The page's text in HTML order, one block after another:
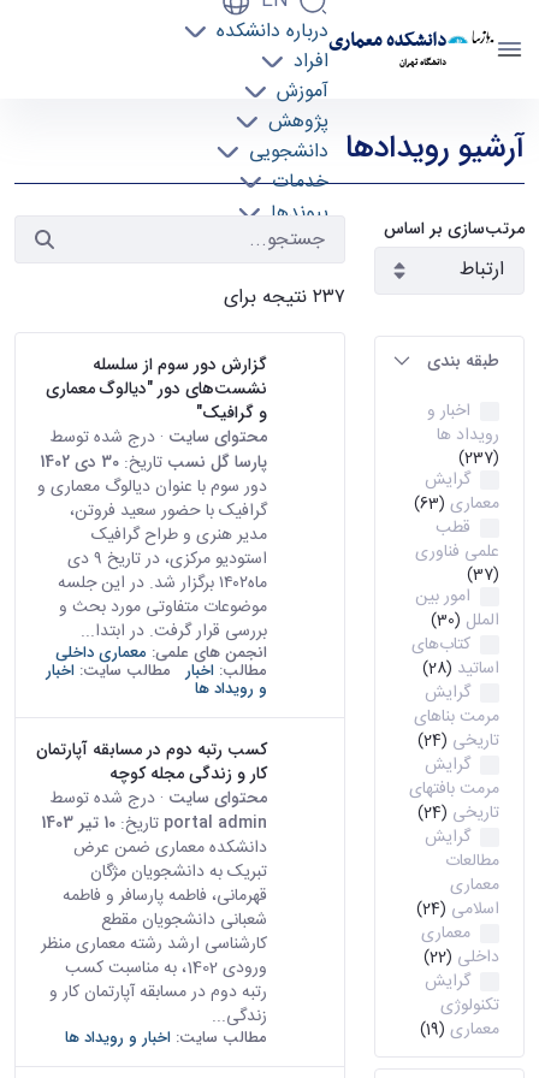
دانشکده معماری
دانشگاه تهران
درباره دانشکده
افراد
آموزش
پژوهش
دانشجویی
خدمات
پیوندها
تماس با ما
رویدادها - دانشکده معماری arch
آرشیو رویدادها
مرتب‌سازی بر اساس
طبقه بندی
اخبار و
رویداد ها
(237)
گرایش
معماری (63)
قطب
علمی فناوری
(37)
امور بین
الملل (30)
کتاب‌های
اساتید (28)
گرایش
مرمت بناهای
تاریخی (24)
گرایش
مرمت بافتهای
تاریخی (24)
گرایش
مطالعات
معماری
اسلامی (24)
معماری
داخلی (22)
گرایش
تکنولوژی
معماری (19)
۲۳۷ نتیجه برای
گزارش دور سوم از سلسله
نشست‌های دور "دیالوگ معماری
و گرافیک"
محتوای سایت · درج شده توسط
پارسا گل نسب تاریخ:30 دی 1402
دور سوم با عنوان دیالوگ معماری و
گرافیک با حضور سعید فروتن،
مدیر هنری و طراح گرافیک
استودیو مرکزی، در تاریخ ۹ دی
ماه۱۴۰۲ برگزار شد. در این جلسه
موضوعات متفاوتی مورد بحث و
بررسی قرار گرفت. در ابتدا...
انجمن های علمی: معماری داخلی
مطالب: اخبار مطالب سایت: اخبار
و رویداد ها
کسب رتبه دوم در مسابقه آپارتمان
کار و زندگی مجله کوچه
محتوای سایت · درج شده توسط
portal admin تاریخ:10 تیر 1403
دانشکده معماری ضمن عرض
تبریک به دانشجویان مژگان
قهرمانی، فاطمه پارسافر و فاطمه
شعبانی دانشجویان مقطع
کارشناسی ارشد رشته معماری منظر
ورودی 1402، به مناسبت کسب
رتبه دوم در مسابقه آپارتمان کار و
زندگی...
مطالب سایت: اخبار و رویداد ها